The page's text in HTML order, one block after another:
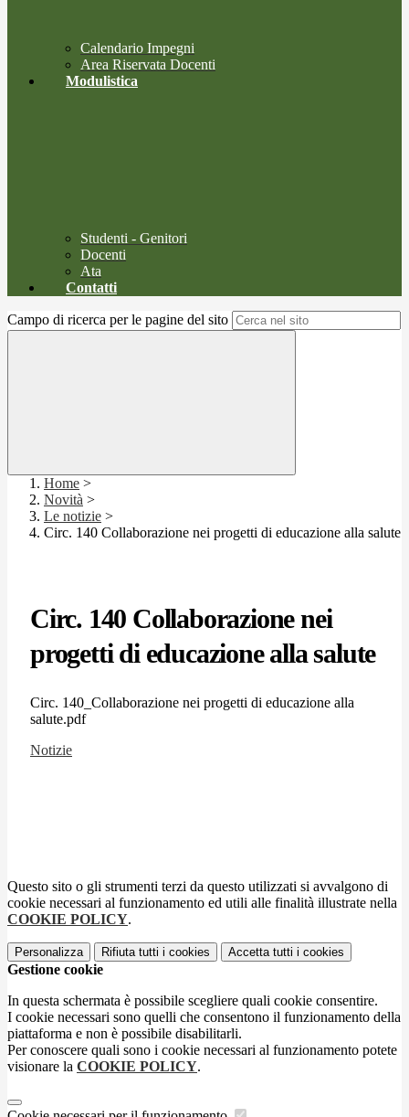
Calendario Impegni
Area Riservata Docenti
Modulistica
Studenti - Genitori
Docenti
Ata
Contatti
Campo di ricerca per le pagine del sito
Home >
Novità >
Le notizie >
Circ. 140 Collaborazione nei progetti di educazione alla salute
Circ. 140 Collaborazione nei
progetti di educazione alla salute
Circ. 140_Collaborazione nei progetti di educazione alla
salute.pdf
Notizie
Questo sito o gli strumenti terzi da questo utilizzati si avvalgono di
cookie necessari al funzionamento ed utili alle finalità illustrate nella
COOKIE POLICY.
Personalizza Rifiuta tutti i cookies Accetta tutti i cookies
Gestione cookie
In questa schermata è possibile scegliere quali cookie consentire.
I cookie necessari sono quelli che consentono il funzionamento della
piattaforma e non è possibile disabilitarli.
Per conoscere quali sono i cookie necessari al funzionamento potete
visionare la COOKIE POLICY.